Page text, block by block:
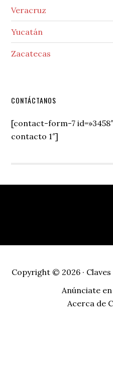
Veracruz
Yucatán
Zacatecas
Secondary
Sidebar
CONTÁCTANOS
[contact-form-7
contacto 1″]
Copyright © 2026 ·
Anúnciate
Acerca de